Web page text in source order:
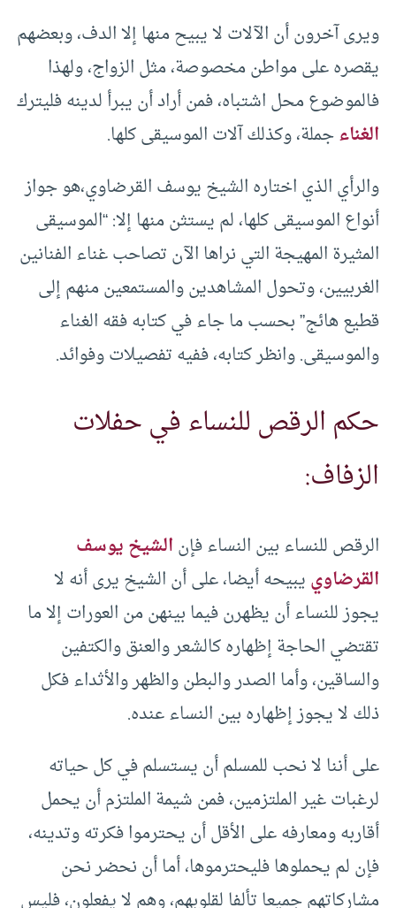
ويرى آخرون أن الآلات لا يبيح منها إلا الدف، وبعضهم
يقصره على مواطن مخصوصة، مثل الزواج، ولهذا
فالموضوع محل اشتباه، فمن أراد أن يبرأ لدينه فليترك
الغناءجملة، وكذلك آلات الموسيقى كلها.
والرأي الذي اختاره الشيخ يوسف القرضاوي،هو جواز
أنواع الموسيقى كلها، لم يستثن منها إلا: “الموسيقى
المثيرة المهيجة التي نراها الآن تصاحب غناء الفنانين
الغربيين، وتحول المشاهدين والمستمعين منهم إلى
قطيع هائج” بحسب ما جاء في كتابه فقه الغناء
والموسيقى. وانظر كتابه، ففيه تفصيلات وفوائد.
حكم الرقص للنساء في حفلات
الزفاف:
الرقص للنساء بين النساء فإنالشيخ يوسف
القرضاوييبيحه أيضا، على أن الشيخ يرى أنه لا
يجوز للنساء أن يظهرن فيما بينهن من العورات إلا ما
تقتضي الحاجة إظهاره كالشعر والعنق والكتفين
والساقين، وأما الصدر والبطن والظهر والأثداء فكل
ذلك لا يجوز إظهاره بين النساء عنده.
على أننا لا نحب للمسلم أن يستسلم في كل حياته
لرغبات غير الملتزمين، فمن شيمة الملتزم أن يحمل
أقاربه ومعارفه على الأقل أن يحترموا فكرته وتدينه،
فإن لم يحملوها فليحترموها، أما أن نحضر نحن
مشاركاتهم جميعا تألفا لقلوبهم، وهم لا يفعلون، فليس